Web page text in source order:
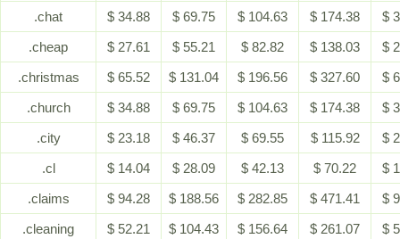
.chat
$ 34.88 $ 69.75 $ 104.63 $ 174.38
$
.cheap
$ 27.61 $ 55.21 $ 82.82 $ 138.03
$
.christmas
$ 65.52 $ 131.04 $ 196.56 $ 327.60
$
.church
$ 34.88 $ 69.75 $ 104.63 $ 174.38
$
.city
$ 23.18 $ 46.37 $ 69.55 $ 115.92
$
.cl
$ 14.04 $ 28.09 $ 42.13 $ 70.22
$
.claims
$ 94.28 $ 188.56 $ 282.85 $ 471.41
$
.cleaning
$ 52.21 $ 104.43 $ 156.64 $ 261.07 $